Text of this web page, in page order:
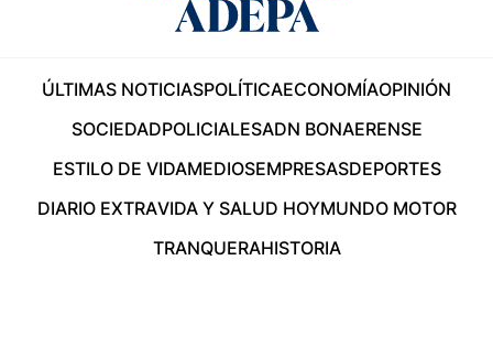
ÚLTIMAS NOTICIASPOLÍTICAECONOMÍAOPINIÓN
SOCIEDADPOLICIALESADN BONAERENSE
ESTILO DE VIDAMEDIOSEMPRESASDEPORTES
DIARIO EXTRAVIDA Y SALUD HOYMUNDO MOTOR
TRANQUERAHISTORIA